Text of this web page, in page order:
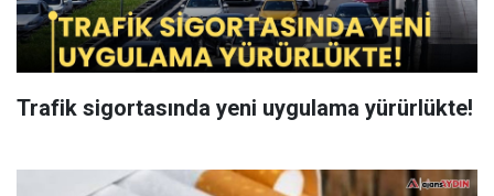
Trafik sigortasında yeni uygulama yürürlükte!